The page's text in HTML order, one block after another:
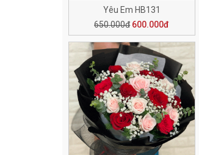
Yêu Em HB131
650.000đ 600.000đ